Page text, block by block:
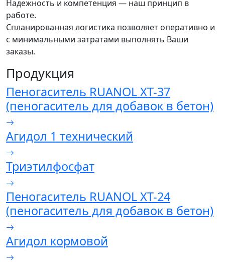
Надежность и компетенция — наш принцип в
работе.
Спланированная логистика позволяет оперативно и
с минимальными затратами выполнять Ваши
заказы.
Продукция
Пеногаситель RUANOL ХТ-37
(пеногаситель для добавок в бетон)
Агидол 1 технический
Триэтилфосфат
Пеногаситель RUANOL ХТ-24
(пеногаситель для добавок в бетон)
Агидол кормовой